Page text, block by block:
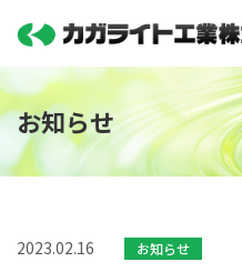
お知らせ
2023.02.16 お知らせ